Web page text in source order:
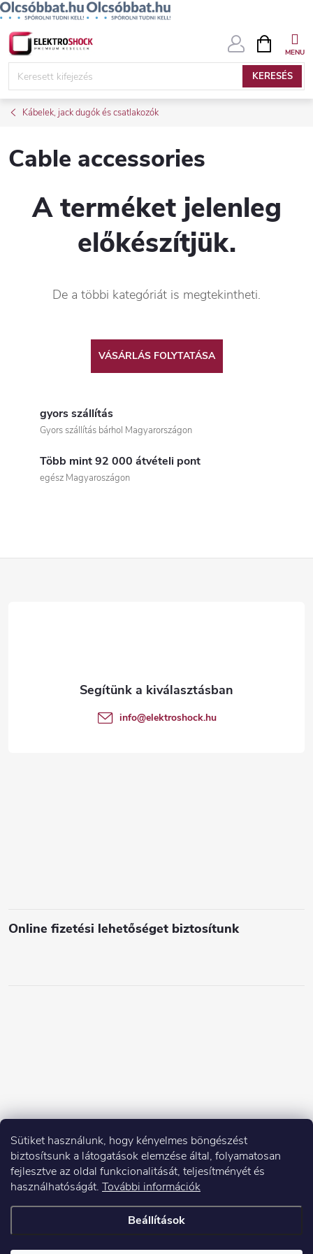
Sütiket használunk, hogy kényelmes böngészést
biztosítsunk a látogatások elemzése által, folyamatosan
fejlesztve az oldal funkcionalitását, teljesítményét és
használhatóságát. További információk
Beállítások
Ugrás
KERESÉS
KOSÁR
Kábelek, jack dugók és csatlakozók
Cable accessories
A terméket jelenleg
előkészítjük.
De a többi kategóriát is megtekintheti.
VÁSÁRLÁS FOLYTATÁSA
gyors szállítás
Gyors szállítás bárhol Magyarországon
Több mint 92 000 átvételi pont
egész Magyaroszágon
Online fizetési lehetőséget biztosítunk
info@elektroshock.hu
Copyright 2026Elektroshock.hu. Minden jog fenntartva.